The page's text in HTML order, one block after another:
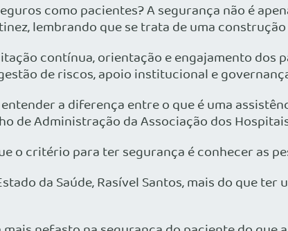
como pacientes? A segurança não é
lembrando que se trata de uma
contínua, orientação e engajamento
de riscos, apoio institucional e
a diferença entre o que é uma
de Administração da Associação dos
o critério para ter segurança é conhecer as
da Saúde, Rasível Santos, mais do que